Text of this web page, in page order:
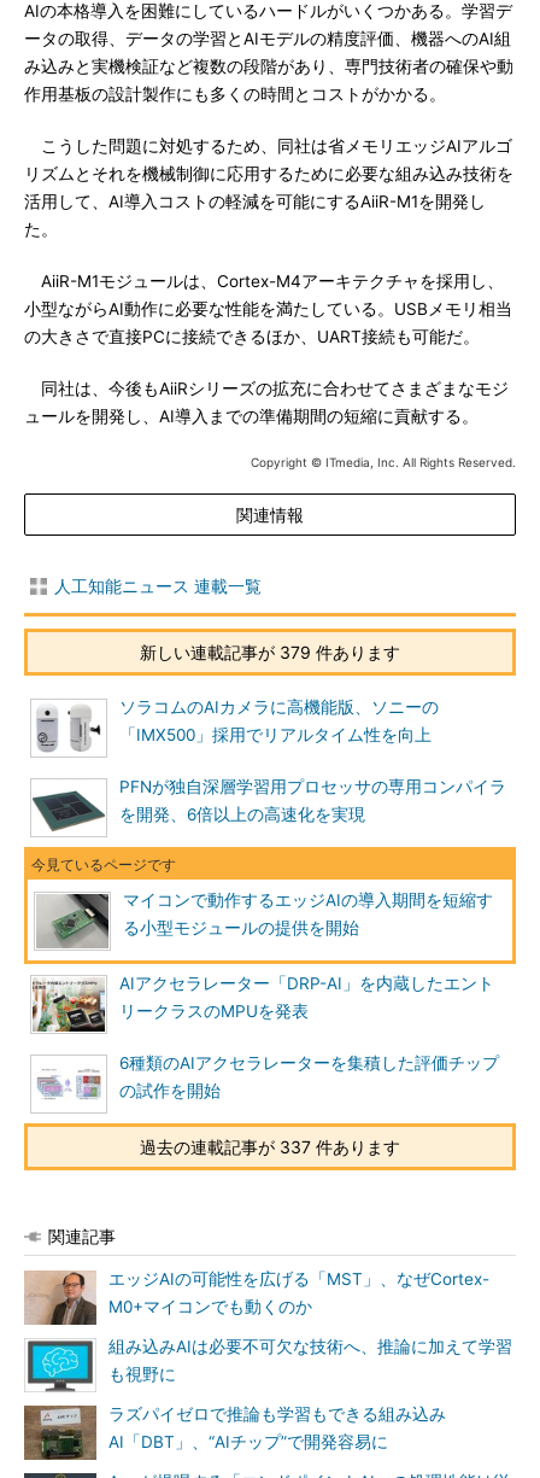
AIの本格導入を困難にしているハードルがいくつかある。学習デ
ータの取得、データの学習とAIモデルの精度評価、機器へのAI組
み込みと実機検証など複数の段階があり、専門技術者の確保や動
作用基板の設計製作にも多くの時間とコストがかかる。
こうした問題に対処するため、同社は省メモリエッジAIアルゴ
リズムとそれを機械制御に応用するために必要な組み込み技術を
活用して、AI導入コストの軽減を可能にするAiiR-M1を開発し
た。
AiiR-M1モジュールは、Cortex-M4アーキテクチャを採用し、
小型ながらAI動作に必要な性能を満たしている。USBメモリ相当
の大きさで直接PCに接続できるほか、UART接続も可能だ。
同社は、今後もAiiRシリーズの拡充に合わせてさまざまなモジ
ュールを開発し、AI導入までの準備期間の短縮に貢献する。
Copyright © ITmedia, Inc. All Rights Reserved.
関連情報
人工知能ニュース 連載一覧
新しい連載記事が 379 件あります
ソラコムのAIカメラに高機能版、ソニーの
「IMX500」採用でリアルタイム性を向上
PFNが独自深層学習用プロセッサの専用コンパイラ
を開発、6倍以上の高速化を実現
マイコンで動作するエッジAIの導入期間を短縮す
る小型モジュールの提供を開始
AIアクセラレーター「DRP-AI」を内蔵したエント
リークラスのMPUを発表
6種類のAIアクセラレーターを集積した評価チップ
の試作を開始
過去の連載記事が 337 件あります
関連記事
エッジAIの可能性を広げる「MST」、なぜCortex-
M0+マイコンでも動くのか
組み込みAIは必要不可欠な技術へ、推論に加えて学習
も視野に
ラズパイゼロで推論も学習もできる組み込み
AI「DBT」、“AIチップ”で開発容易に